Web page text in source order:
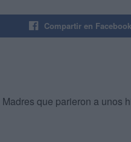
Compartir en Facebook
Madres que parieron a unos